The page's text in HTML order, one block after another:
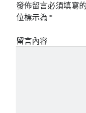
發佈留言必須填寫
位標示為*
留言內容